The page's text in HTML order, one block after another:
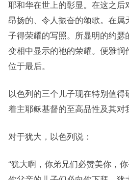
耶和华在世上的彰显。在这之后
昂扬的、令人振奋的颂歌。在属
子得荣耀的写照。所显明的约瑟
变相中显示的祂的荣耀。便雅悯
位于最后。
以色列的三个儿子现在特别值得
着主耶稣基督的至高品性及其对
对于犹大，以色列说：
“犹大啊，你弟兄们必赞美你，